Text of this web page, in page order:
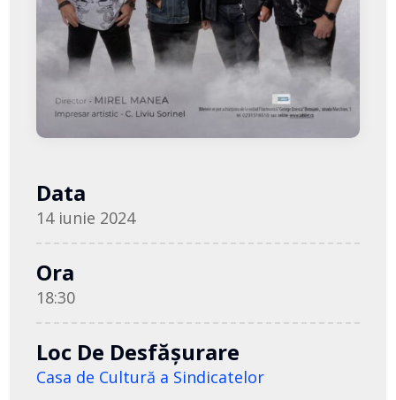
Data
14 iunie 2024
Ora
18:30
Loc De Desfășurare
Casa de Cultură a Sindicatelor